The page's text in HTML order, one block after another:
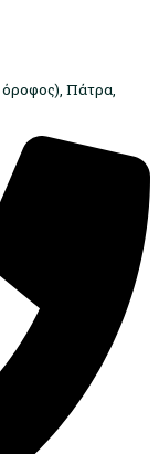
όροφος), Πάτρα,